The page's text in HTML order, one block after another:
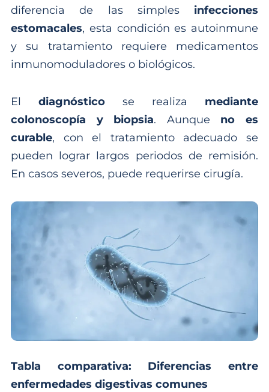
diferencia de las simples infecciones
estomacales, esta condición es autoinmune
y su tratamiento requiere medicamentos
inmunomoduladores o biológicos.
El diagnóstico se realiza mediante
colonoscopía y biopsia. Aunque no es
curable, con el tratamiento adecuado se
pueden lograr largos periodos de remisión.
En casos severos, puede requerirse cirugía.
Tabla comparativa: Diferencias entre
enfermedades digestivas comunes